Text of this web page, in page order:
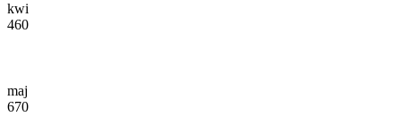
kwi
460
maj
670